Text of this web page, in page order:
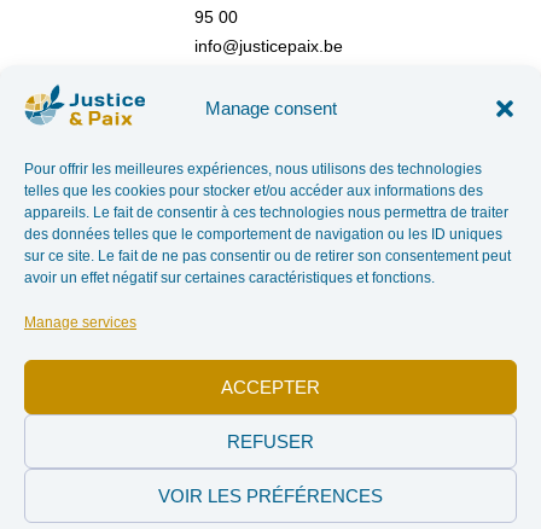
Manage consent
Pour offrir les meilleures expériences, nous utilisons des technologies
telles que les cookies pour stocker et/ou accéder aux informations des
appareils. Le fait de consentir à ces technologies nous permettra de traiter
des données telles que le comportement de navigation ou les ID uniques
sur ce site. Le fait de ne pas consentir ou de retirer son consentement peut
avoir un effet négatif sur certaines caractéristiques et fonctions.
Manage services
ACCEPTER
REFUSER
VOIR LES PRÉFÉRENCES
95 00
info@justicepaix.be
PRIVACY POLICY| JUSTICE & PEACE – CHAUSSÉE SAINT-PIERRE, 208 AT 1040
BRUSSELS TEL: +32 (0) 2 896 95 00 INFO@JUSTICEPAIX.BE | WEBDESIGN BY